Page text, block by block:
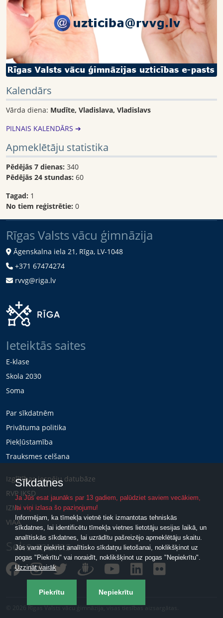
Kalendārs
Vārda diena: Mudīte, Vladislava, Vladislavs
PILNAIS KALENDĀRS ➔
Apmeklētāju statistika
Pēdējās 7 dienas: 340
Pēdējās 24 stundas: 60
Tagad: 1
No tiem reģistrētie: 0
Rīgas Valsts vācu ģimnāzija
Āgenskalna iela 21, Rīga, LV-1048
+371 67474274
rvvg@riga.lv
Ieteiktās saites
E-klase
Skola 2030
Soma
Par sīkdatnēm
Privātuma politika
Piekļūstamība
Trauksmes celšana
Izglītības iespēju datubāze
RVP IKSD
IZM
VIAA
Seko mums
© 2026 Rīgas Valsts vācu ģimnāzija, visas tiesības aizsargātas.
Sīkdatnes
Ja Jūs esat jaunāks par 13 gadiem, palūdziet saviem vecākiem,
lai viņi izlasa šo paziņojumu!
Informējam, ka tīmekļa vietnē tiek izmantotas tehniskās
sīkdatnes, lai identificētu tīmekļa vietnes lietotāju sesijas laikā, un
analītiskās sīkdatnes, lai uzrādītu pašreizējo apmeklētāju skaitu.
Jūs varat piekrist analītisko sīkdatņu lietošanai, noklikšķinot uz
pogas "Piekrītu" vai noraidīt, noklikšķinot uz pogas "Nepiekrītu".
Uzzināt vairāk
Piekrītu Nepiekrītu